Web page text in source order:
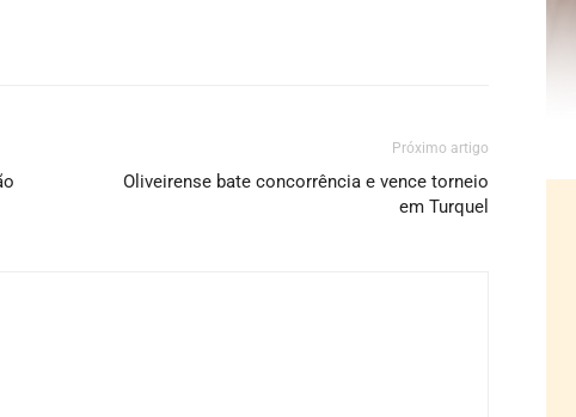
Próximo artigo
Oliveirense bate concorrência e vence torneio
em Turquel